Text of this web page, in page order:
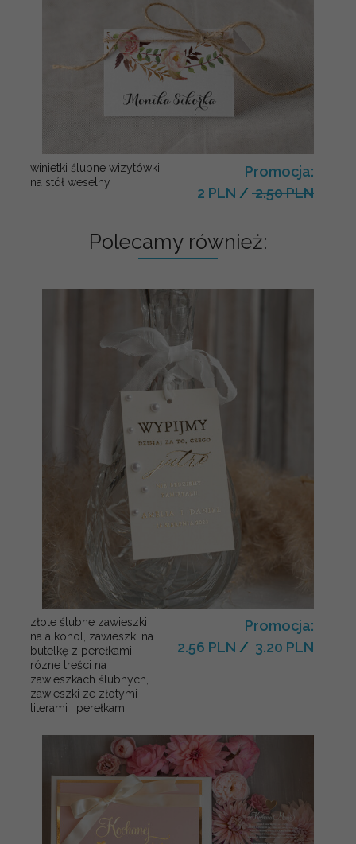
winietki ślubne wizytówki
na stół weselny
Promocja:
2 PLN / 2.50 PLN
Polecamy również:
złote ślubne zawieszki
na alkohol, zawieszki na
butelkę z perełkami,
rózne treści na
zawieszkach ślubnych,
zawieszki ze złotymi
literami i perełkami
Promocja:
2.56 PLN / 3.20 PLN